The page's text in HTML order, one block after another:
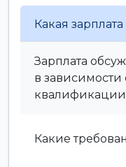
Какая
Зарплата
в зависимости
Какие